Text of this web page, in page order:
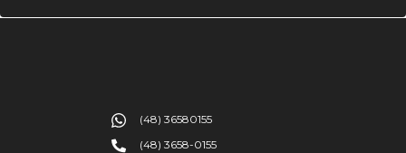
(48) 36580155
(48) 3658-0155